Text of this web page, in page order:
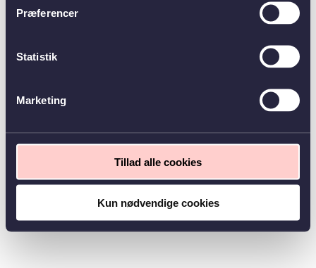
Præferencer
Statistik
Marketing
Tillad alle cookies
Kun nødvendige cookies